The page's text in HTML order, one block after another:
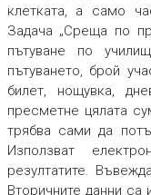
клетката, а само
Задача „Среща по
пътуване по
пътуването, брой
билет, нощувка,
пресметне цялата
трябва сами да
Използват
резултатите.
Вторичните данни са